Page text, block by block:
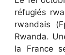
réfugiés
rwandais
Rwanda.
la France